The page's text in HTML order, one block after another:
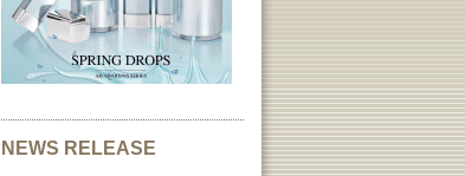
NEWS RELEASE